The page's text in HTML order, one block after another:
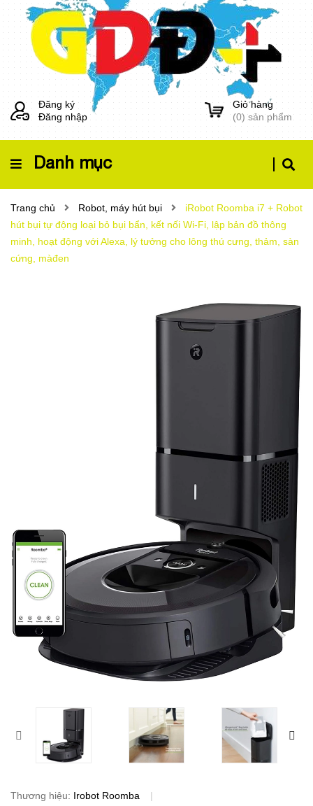
Đăng ký
Đăng nhập
Giỏ hàng
(0) sản phẩm
Danh mục
Trang chủ Robot, máy hút bụi
iRobot Roomba i7 + Robot
hút bụi tự động loại bỏ bụi bẩn, kết nối Wi-Fi, lập bản đồ thông
minh, hoạt động với Alexa, lý tưởng cho lông thú cưng, thảm, sàn
cứng, màđen
Thương hiệu: Irobot Roomba |